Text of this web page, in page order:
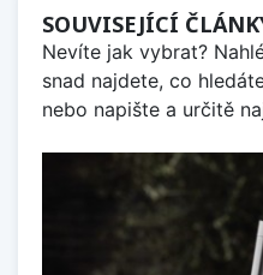
SOUVISEJÍCÍ
Nevíte jak vybrat?
snad najdete, co
nebo napište a určitě